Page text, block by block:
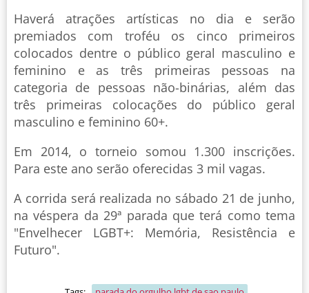
Haverá atrações artísticas no dia e serão
premiados com troféu os cinco primeiros
colocados dentre o público geral masculino e
feminino e as três primeiras pessoas na
categoria de pessoas não-binárias, além das
três primeiras colocações do público geral
masculino e feminino 60+.
Em 2014, o torneio somou 1.300 inscrições.
Para este ano serão oferecidas 3 mil vagas.
A corrida será realizada no sábado 21 de junho,
na véspera da 29ª parada que terá como tema
"Envelhecer LGBT+: Memória, Resistência e
Futuro".